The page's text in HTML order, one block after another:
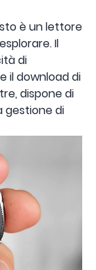
è un lettore
Il
di
il download di
dispone di
gestione di